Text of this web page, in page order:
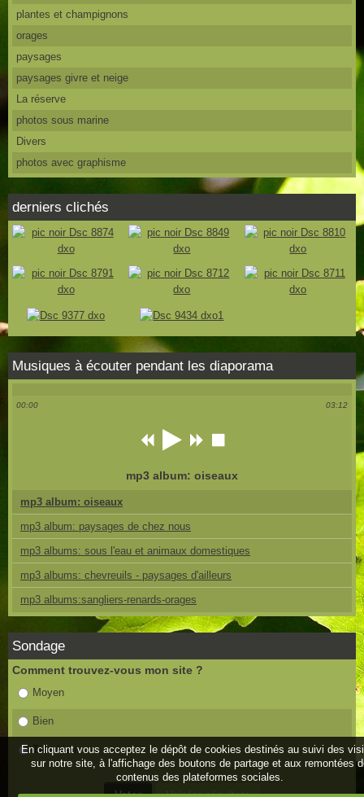
plantes et champignons
orages
paysages
paysages givre et neige
La réserve
photos sous marine
Divers
photos avec graphisme
derniers clichés
Musiques à écouter pendant les diaporama
00:00 03:12
mp3 album: oiseaux
mp3 album: oiseaux
mp3 album: paysages de chez nous
mp3 albums: sous l'eau et animaux domestiques
mp3 albums: chevreuils - paysages d'ailleurs
mp3 albums:sangliers-renards-orages
Sondage
Comment trouvez-vous mon site ?
Moyen
Bien
Très bien
En cliquant vous acceptez le dépôt de cookies destinés au suivi des
sur notre site, à l'affichage des boutons de partage et aux remontées
contenus des plateformes sociales.